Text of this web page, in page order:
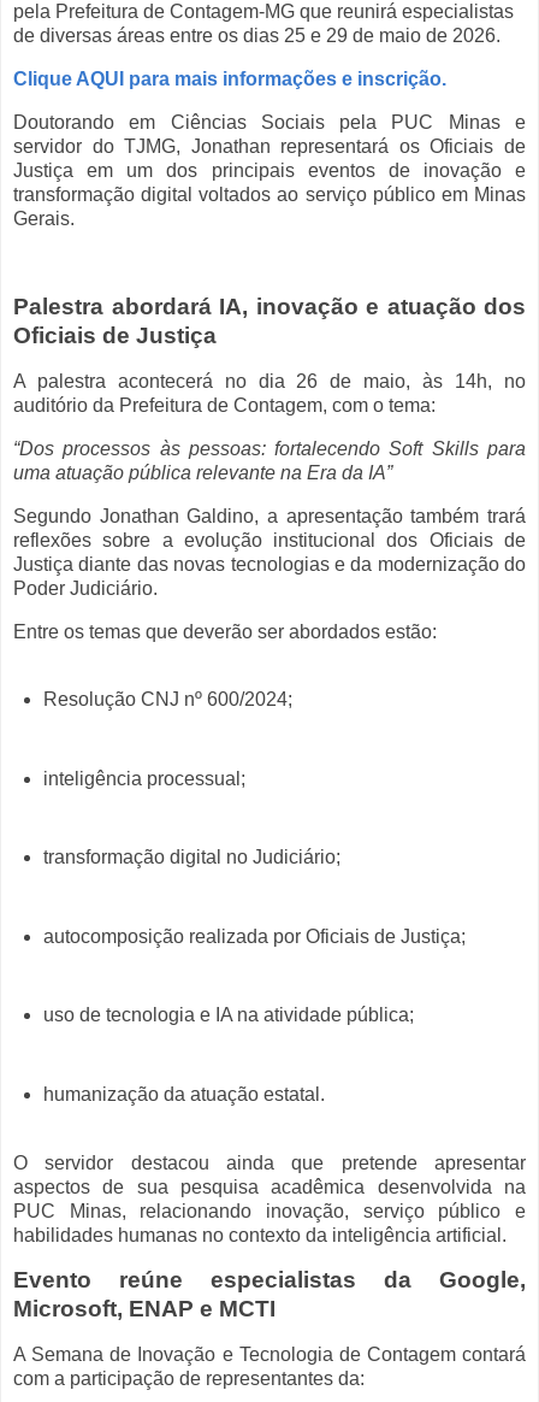
pela Prefeitura de Contagem-MG que reunirá especialistas
de diversas áreas entre os dias 25 e 29 de maio de 2026.
Clique AQUI para mais informações e inscrição.
Doutorando em Ciências Sociais pela PUC Minas e
servidor do TJMG, Jonathan representará os Oficiais de
Justiça em um dos principais eventos de inovação e
transformação digital voltados ao serviço público em Minas
Gerais.
Palestra abordará IA, inovação e atuação dos
Oficiais de Justiça
A palestra acontecerá no dia 26 de maio, às 14h, no
auditório da Prefeitura de Contagem, com o tema:
“Dos processos às pessoas: fortalecendo Soft Skills para
uma atuação pública relevante na Era da IA”
Segundo Jonathan Galdino, a apresentação também trará
reflexões sobre a evolução institucional dos Oficiais de
Justiça diante das novas tecnologias e da modernização do
Poder Judiciário.
Entre os temas que deverão ser abordados estão:
Resolução CNJ nº 600/2024;
inteligência processual;
transformação digital no Judiciário;
autocomposição realizada por Oficiais de Justiça;
uso de tecnologia e IA na atividade pública;
humanização da atuação estatal.
O servidor destacou ainda que pretende apresentar
aspectos de sua pesquisa acadêmica desenvolvida na
PUC Minas, relacionando inovação, serviço público e
habilidades humanas no contexto da inteligência artificial.
Evento reúne especialistas da Google,
Microsoft, ENAP e MCTI
A Semana de Inovação e Tecnologia de Contagem contará
com a participação de representantes da: